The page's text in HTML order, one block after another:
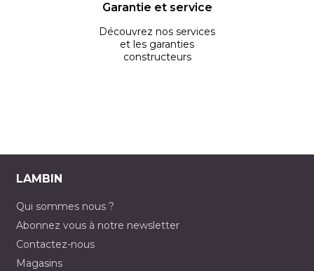
Garantie et service
Découvrez nos services
et les garanties
constructeurs
LAMBIN
Qui sommes nous ?
Abonnez vous à notre newsletter
Contactez-nous
Magasins